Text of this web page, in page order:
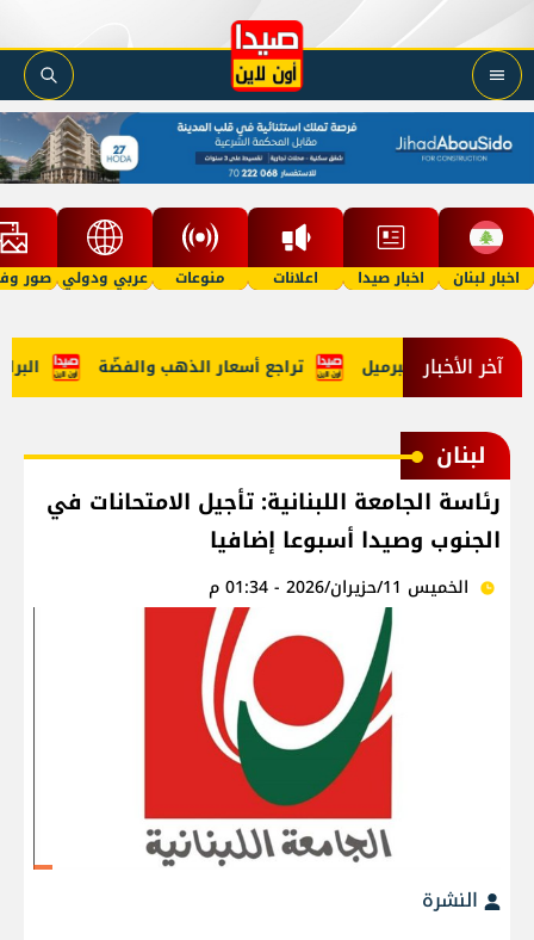
اخبار لبنان اخبار صيدا اعلانات منوعات عربي ودولي صور
آخر الأخبار تراجع أسعار الذهب والفضّة
لبنان
رئاسة الجامعة اللبنانية: تأجيل الامتحانات في
الجنوب وصيدا أسبوعا إضافيا
الخميس 11/حزيران/2026 - 01:34 م
النشرة